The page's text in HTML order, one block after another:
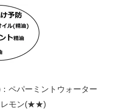
ペパーミントウォーター
レモン(★★)